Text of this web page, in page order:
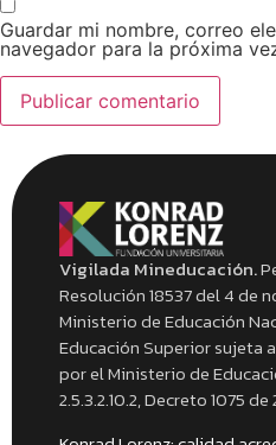
Guardar mi nombre, correo
navegador para la próxima
Vigilada Mineducación.
Resolución 18537 del 4 de
Ministerio de Educación
Educación Superior sujeta
por el Ministerio de
2.5.3.2.10.2, Decreto 1075 de